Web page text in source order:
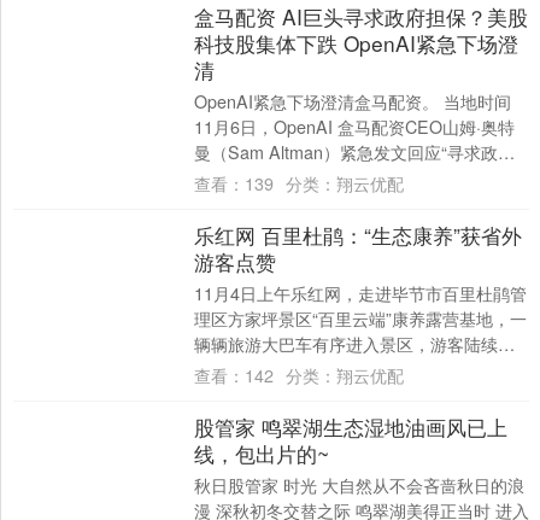
盒马配资 AI巨头寻求政府担保？美股
科技股集体下跌 OpenAI紧急下场澄
清
OpenAI紧急下场澄清盒马配资。 当地时间
11月6日，OpenAI 盒马配资CEO山姆·奥特
曼（Sam Altman）紧急发文回应“寻求政府
担保”论调。 奥特....
查看： 139 分类： 翔云优配
乐红网 百里杜鹃：“生态康养”获省外
游客点赞
11月4日上午乐红网，走进毕节市百里杜鹃管
理区方家坪景区“百里云端”康养露营基地，一
辆辆旅游大巴车有序进入景区，游客陆续下
车拍照、打卡、就餐、入住，云雾缭绕的
查看： 142 分类： 翔云优配
股管家 鸣翠湖生态湿地油画风已上
线，包出片的~
秋日股管家 时光 大自然从不会吝啬秋日的浪
漫 深秋初冬交替之际 鸣翠湖美得正当时 进入